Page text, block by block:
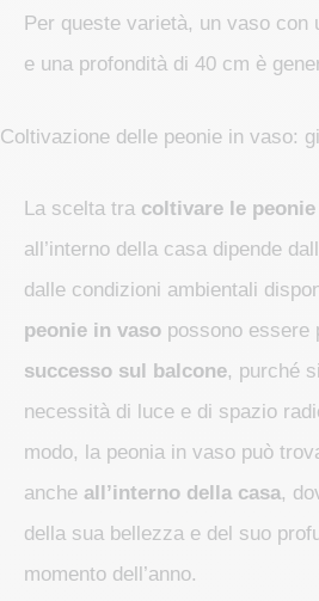
Per queste varietà, un vaso con
e una profondità di 40 cm è
Coltivazione delle peonie in vaso:
La scelta tra coltivare le
all’interno della casa dipende
dalle condizioni ambientali
peonie in vaso possono essere
successo sul balcone, purché
necessità di luce e di spazio
modo, la peonia in vaso può
anche all’interno della casa,
della sua bellezza e del suo
momento dell’anno.